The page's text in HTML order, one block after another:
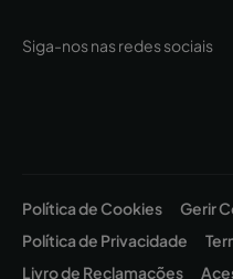
Siga-nos nas redes sociais
Política de Cookies
Gerir
Política de Privacidade
Livro de Reclamações